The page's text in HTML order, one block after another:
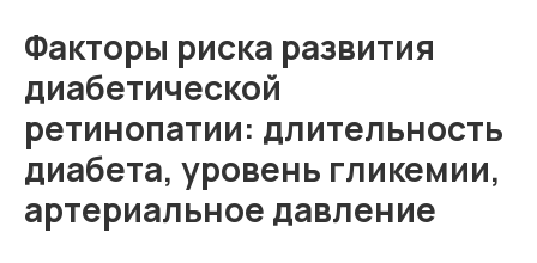
Факторы риска развития
диабетической
ретинопатии: длительность
диабета, уровень гликемии,
артериальное давление